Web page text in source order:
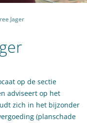
Jager
op de sectie
adviseert op het
zich in het bijzonder
(planschade